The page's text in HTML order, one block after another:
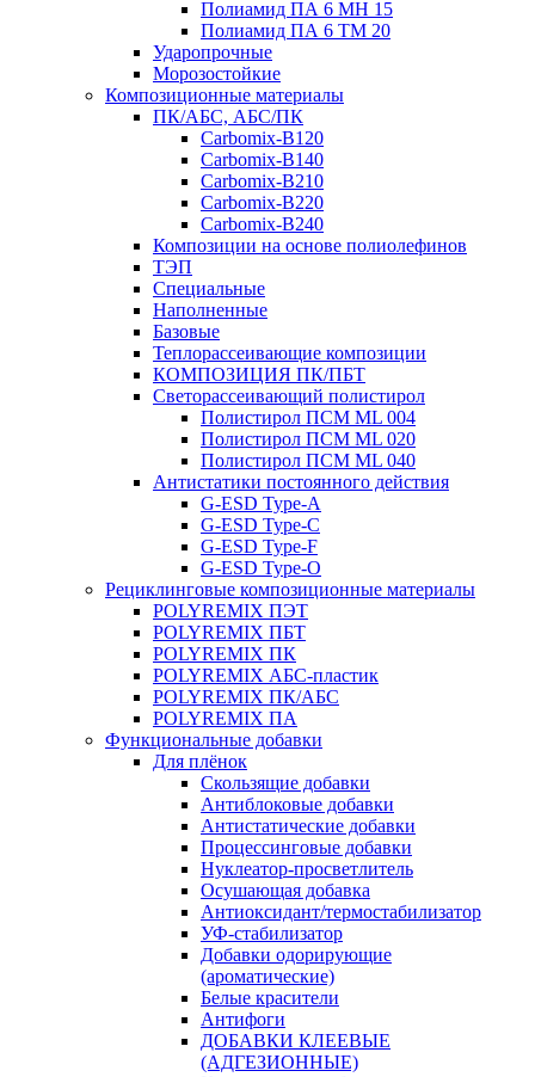
Полиамид ПА 6 МН 15
Полиамид ПА 6 ТМ 20
Ударопрочные
Морозостойкие
Композиционные материалы
ПК/АБС, АБС/ПК
Carbomix-В120
Carbomix-В140
Carbomix-В210
Carbomix-В220
Carbomix-В240
Композиции на основе полиолефинов
ТЭП
Специальные
Наполненные
Базовые
Теплорассеивающие композиции
КОМПОЗИЦИЯ ПК/ПБТ
Светорассеивающий полистирол
Полистирол ПСМ ML 004
Полистирол ПСМ ML 020
Полистирол ПСМ ML 040
Антистатики постоянного действия
G-ESD Type-A
G-ESD Type-C
G-ESD Type-F
G-ESD Type-O
Рециклинговые композиционные материалы
POLYREMIX ПЭТ
POLYREMIX ПБТ
POLYREMIX ПК
POLYREMIX АБС-пластик
POLYREMIX ПК/АБС
POLYREMIX ПА
Функциональные добавки
Для плёнок
Скользящие добавки
Антиблоковые добавки
Антистатические добавки
Процессинговые добавки
Нуклеатор-просветлитель
Осушающая добавка
Антиоксидант/термостабилизатор
УФ-стабилизатор
Добавки одорирующие
(ароматические)
Белые красители
Антифоги
ДОБАВКИ КЛЕЕВЫЕ
(АДГЕЗИОННЫЕ)